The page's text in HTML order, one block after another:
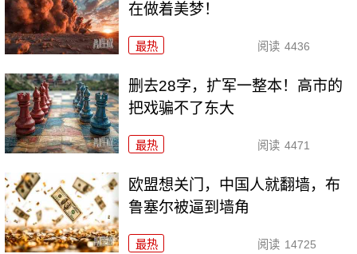
在做着美梦！
最热 阅读 4436
删去28字，扩军一整本！高市的
把戏骗不了东大
最热 阅读 4471
欧盟想关门，中国人就翻墙，布
鲁塞尔被逼到墙角
最热 阅读 14725